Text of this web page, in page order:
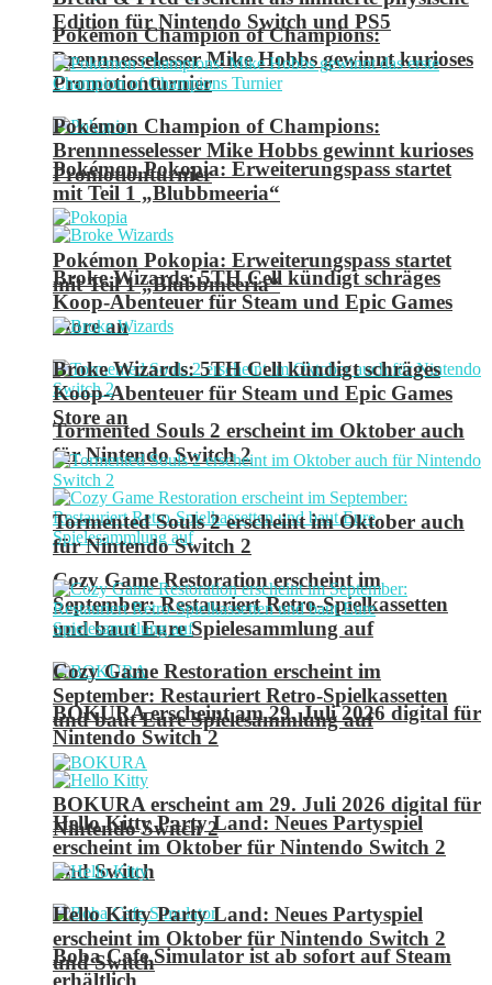
Pokémon Champion of Champions:
Brennnesselesser Mike Hobbs gewinnt kurioses
Promotionturnier
Pokémon Pokopia: Erweiterungspass startet
mit Teil 1 „Blubbmeeria“
Broke Wizards: 5TH Cell kündigt schräges
Koop-Abenteuer für Steam und Epic Games
Store an
Tormented Souls 2 erscheint im Oktober auch
für Nintendo Switch 2
Cozy Game Restoration erscheint im
September: Restauriert Retro-Spielkassetten
und baut Eure Spielesammlung auf
BOKURA erscheint am 29. Juli 2026 digital für
Nintendo Switch 2
Hello Kitty Party Land: Neues Partyspiel
erscheint im Oktober für Nintendo Switch 2
und Switch
Boba Cafe Simulator ist ab sofort auf Steam
erhältlich
Edition für Nintendo Switch und PS5
Pokémon Champion of Champions:
Brennnesselesser Mike Hobbs gewinnt kurioses
Promotionturnier
Pokémon Pokopia: Erweiterungspass startet
mit Teil 1 „Blubbmeeria“
Broke Wizards: 5TH Cell kündigt schräges
Koop-Abenteuer für Steam und Epic Games
Store an
Tormented Souls 2 erscheint im Oktober auch
für Nintendo Switch 2
Cozy Game Restoration erscheint im
September: Restauriert Retro-Spielkassetten
und baut Eure Spielesammlung auf
BOKURA erscheint am 29. Juli 2026 digital für
Nintendo Switch 2
Hello Kitty Party Land: Neues Partyspiel
erscheint im Oktober für Nintendo Switch 2
und Switch